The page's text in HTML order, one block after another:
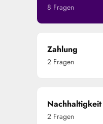
8 Fragen
Zahlung
2 Fragen
Nachhaltigkeit
2 Fragen